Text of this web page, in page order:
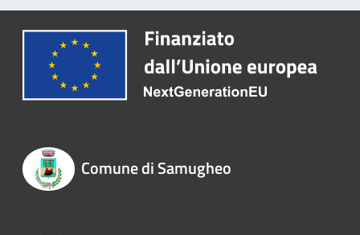
Comune di Samugheo